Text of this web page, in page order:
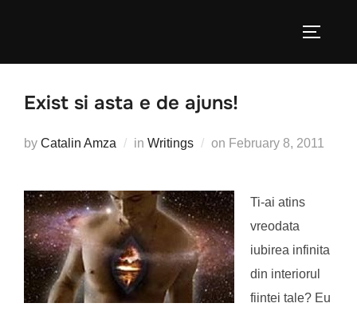
Exist si asta e de ajuns!
by Catalin Amza in Writings on Posted
February 8, 2011
Ti-ai atins
vreodata
iubirea infinita
din interiorul
fiintei tale? Eu